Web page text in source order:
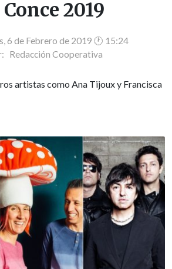
2019
6 de Febrero de 2019 🕐 15:24
Redacción Cooperativa
artistas como Ana Tijoux y Francisca